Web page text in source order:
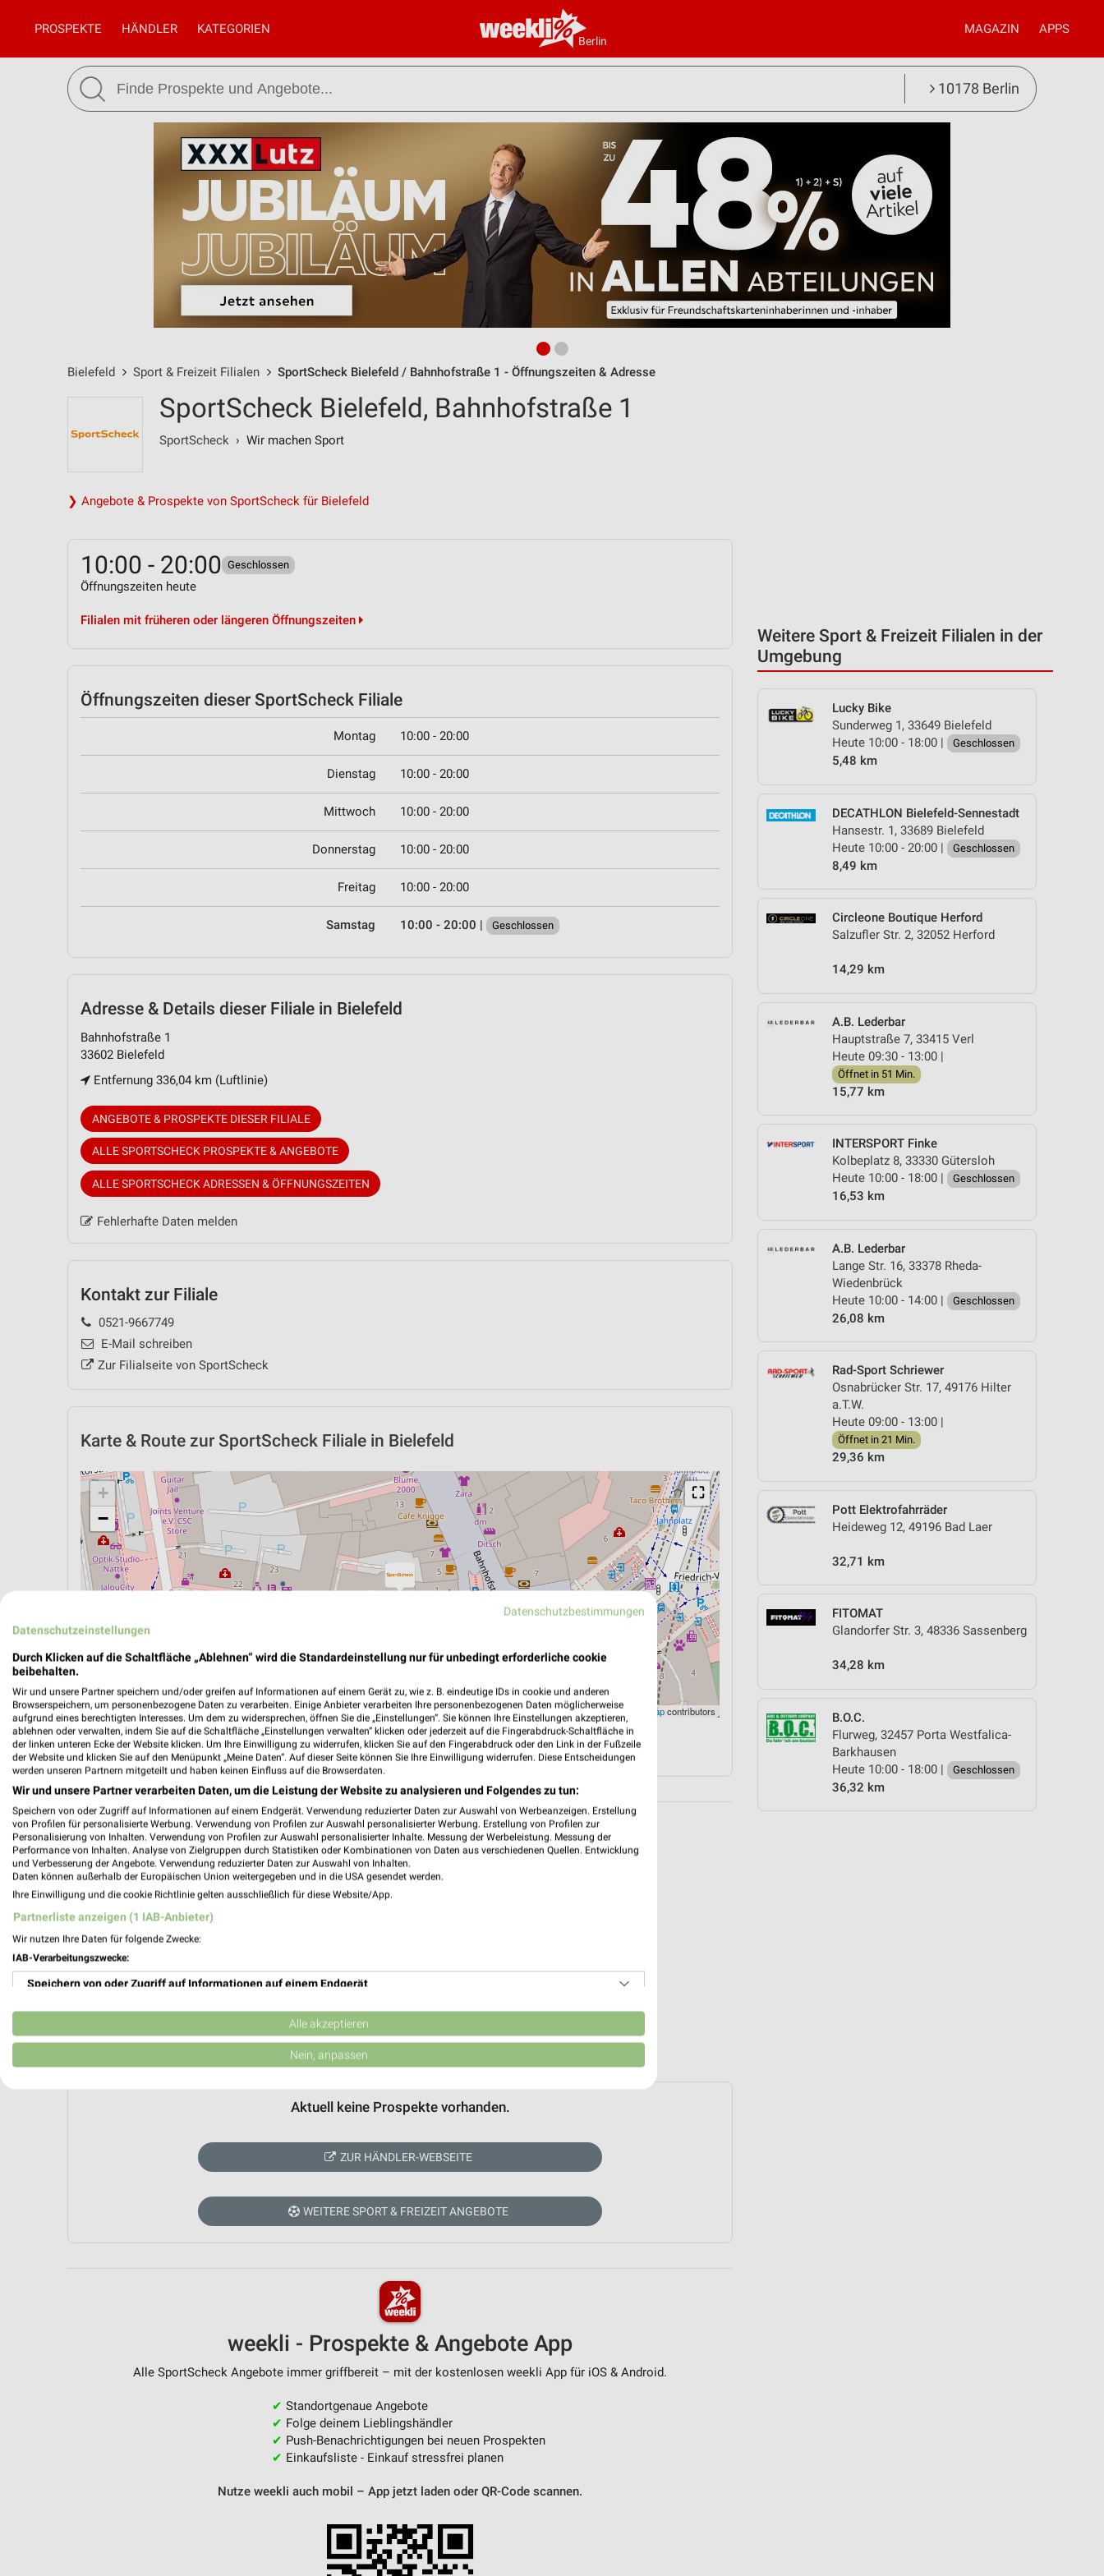
Berlin
PROSPEKTE HÄNDLER KATEGORIEN MAGAZIN APPS
10178 Berlin
Bielefeld Sport & Freizeit Filialen SportScheck Bielefeld / Bahnhofstraße 1 - Öffnungszeiten & Adresse
Weitere Sport & Freizeit Filialen in der
Umgebung
Lucky Bike
Sunderweg 1, 33649 Bielefeld
Heute 10:00 - 18:00 |
Geschlossen
5,48 km
DECATHLON Bielefeld-Sennestadt
Hansestr. 1, 33689 Bielefeld
Heute 10:00 - 20:00 |
Geschlossen
8,49 km
Circleone Boutique Herford
Salzufler Str. 2, 32052 Herford
14,29 km
A.B. Lederbar
Hauptstraße 7, 33415 Verl
Heute 09:30 - 13:00 |
Öffnet in 51 Min.
15,77 km
INTERSPORT Finke
Kolbeplatz 8, 33330 Gütersloh
Heute 10:00 - 18:00 |
Geschlossen
16,53 km
A.B. Lederbar
Lange Str. 16, 33378 Rheda-
Wiedenbrück
Heute 10:00 - 14:00 |
Geschlossen
26,08 km
Rad-Sport Schriewer
Osnabrücker Str. 17, 49176 Hilter
a.T.W.
Heute 09:00 - 13:00 |
Öffnet in 21 Min.
29,36 km
Pott Elektrofahrräder
Heideweg 12, 49196 Bad Laer
32,71 km
FITOMAT
Glandorfer Str. 3, 48336 Sassenberg
34,28 km
B.O.C.
Flurweg, 32457 Porta Westfalica-
Barkhausen
Heute 10:00 - 18:00 |
Geschlossen
36,32 km
SportScheck Bielefeld, Bahnhofstraße 1
SportScheck › Wir machen Sport
❯ Angebote & Prospekte von SportScheck für Bielefeld
10:00 - 20:00 Geschlossen
Öffnungszeiten heute
Filialen mit früheren oder längeren Öffnungszeiten
Öffnungszeiten dieser SportScheck Filiale
Montag 10:00 - 20:00
Dienstag 10:00 - 20:00
Mittwoch 10:00 - 20:00
Donnerstag 10:00 - 20:00
Freitag 10:00 - 20:00
Samstag 10:00 - 20:00 | Geschlossen
Adresse & Details dieser Filiale in Bielefeld
Bahnhofstraße 1
33602 Bielefeld
Entfernung 336,04 km (Luftlinie)
ANGEBOTE & PROSPEKTE DIESER FILIALE
ALLE SPORTSCHECK PROSPEKTE & ANGEBOTE
ALLE SPORTSCHECK ADRESSEN & ÖFFNUNGSZEITEN
Fehlerhafte Daten melden
Kontakt zur Filiale
0521-9667749
E-Mail schreiben
Zur Filialseite von SportScheck
Karte & Route zur SportScheck Filiale in Bielefeld
⛶
+
−
Leaflet |©OpenStreetMapcontributors
ÖPNV ANZEIGEN LADESÄULEN ANZEIGEN NAVIGATION MIT GOOGLE/IOS MAPS
Aktuell keine Prospekte vorhanden.
ZUR HÄNDLER-WEBSEITE
WEITERE SPORT & FREIZEIT ANGEBOTE
weekli - Prospekte & Angebote App
Alle SportScheck Angebote immer griffbereit – mit der kostenlosen weekli App für iOS & Android.
✔ Standortgenaue Angebote
✔ Folge deinem Lieblingshändler
✔ Push-Benachrichtigungen bei neuen Prospekten
✔ Einkaufsliste - Einkauf stressfrei planen
Nutze weekli auch mobil – App jetzt laden oder QR-Code scannen.
Datenschutzbestimmungen
Datenschutzeinstellungen
Durch Klicken auf die Schaltfläche „Ablehnen“ wird die Standardeinstellung nur für unbedingt erforderliche cookie
beibehalten.
Wir und unsere Partner speichern und/oder greifen auf Informationen auf einem Gerät zu, wie z. B. eindeutige IDs in cookie und anderen
Browserspeichern, um personenbezogene Daten zu verarbeiten. Einige Anbieter verarbeiten Ihre personenbezogenen Daten möglicherweise
aufgrund eines berechtigten Interesses. Um dem zu widersprechen, öffnen Sie die „Einstellungen“. Sie können Ihre Einstellungen akzeptieren,
ablehnen oder verwalten, indem Sie auf die Schaltfläche „Einstellungen verwalten“ klicken oder jederzeit auf die Fingerabdruck-Schaltfläche in
der linken unteren Ecke der Website klicken. Um Ihre Einwilligung zu widerrufen, klicken Sie auf den Fingerabdruck oder den Link in der Fußzeile
der Website und klicken Sie auf den Menüpunkt „Meine Daten“. Auf dieser Seite können Sie Ihre Einwilligung widerrufen. Diese Entscheidungen
werden unseren Partnern mitgeteilt und haben keinen Einfluss auf die Browserdaten.
Wir und unsere Partner verarbeiten Daten, um die Leistung der Website zu analysieren und Folgendes zu tun:
Speichern von oder Zugriff auf Informationen auf einem Endgerät. Verwendung reduzierter Daten zur Auswahl von Werbeanzeigen. Erstellung
von Profilen für personalisierte Werbung. Verwendung von Profilen zur Auswahl personalisierter Werbung. Erstellung von Profilen zur
Personalisierung von Inhalten. Verwendung von Profilen zur Auswahl personalisierter Inhalte. Messung der Werbeleistung. Messung der
Performance von Inhalten. Analyse von Zielgruppen durch Statistiken oder Kombinationen von Daten aus verschiedenen Quellen. Entwicklung
und Verbesserung der Angebote. Verwendung reduzierter Daten zur Auswahl von Inhalten.
Daten können außerhalb der Europäischen Union weitergegeben und in die USA gesendet werden.
Ihre Einwilligung und die cookie Richtlinie gelten ausschließlich für diese Website/App.
Partnerliste anzeigen (1 IAB-Anbieter)
Wir nutzen Ihre Daten für folgende Zwecke:
IAB-Verarbeitungszwecke:
Speichern von oder Zugriff auf Informationen auf einem Endgerät
Verwendung reduzierter Daten zur Auswahl von Werbeanzeigen
Erstellung von Profilen für personalisierte Werbung
Verwendung von Profilen zur Auswahl personalisierter Inhalte
Messung der Performance von Inhalten
Verwendung reduzierter Daten zur Auswahl von Inhalten
Geräte anhand von aktiv angeforderten Informationen identifizieren
Alle akzeptieren
Nein, anpassen